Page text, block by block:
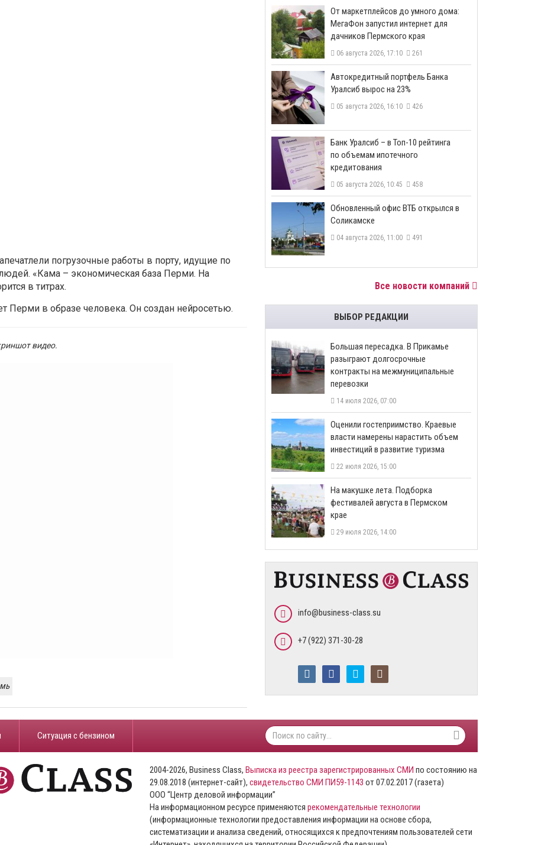
погрузочные работы в порту, идущие по
«Кама – экономическая база Перми. На
в титрах.
Перми в образе человека. Он создан нейросетью.
видео.
От маркетплейсов до умного дома:
МегаФон запустил интернет для
дачников Пермского края
06 августа 2026, 17:10 261
​Автокредитный портфель Банка
Уралсиб вырос на 23%
05 августа 2026, 16:10 426
​Банк Уралсиб – в Топ-10 рейтинга
по объемам ипотечного
кредитования
05 августа 2026, 10:45 458
​Обновленный офис ВТБ открылся в
Соликамске
04 августа 2026, 11:00 491
Все новости компаний
ВЫБОР РЕДАКЦИИ
Большая пересадка. В Прикамье
разыграют долгосрочные
контракты на межмуниципальные
перевозки
14 июля 2026, 07:00
Оценили гостеприимство. Краевые
власти намерены нарастить объем
инвестиций в развитие туризма
22 июля 2026, 15:00
На макушке лета. Подборка
фестивалей августа в Пермском
крае
29 июля 2026, 14:00
info@business-class.su
+7 (922) 371-30-28
​Ситуация с бензином
2004-2026, Business Class, Выписка из реестра зарегистрированных СМИ по состоянию на
29.08.2018 (интернет-сайт), свидетельство СМИ ПИ59-1143 от 07.02.2017 (газета)
ООО “Центр деловой информации”
На информационном ресурсе применяются рекомендательные технологии
(информационные технологии предоставления информации на основе сбора,
систематизации и анализа сведений, относящихся к предпочтениям пользователей сети